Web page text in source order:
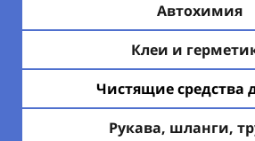
Автохимия
Клеи и
Чистящие средства
Рукава, шланги,